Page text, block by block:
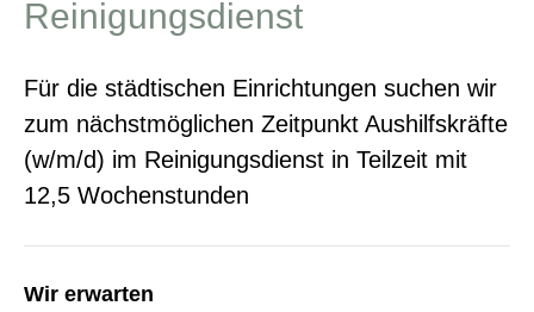
Reinigungsdienst
Für die städtischen Einrichtungen suchen wir
zum nächstmöglichen Zeitpunkt Aushilfskräfte
(w/m/d) im Reinigungsdienst in Teilzeit mit
12,5 Wochenstunden
Wir erwarten